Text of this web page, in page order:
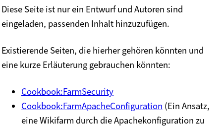
Diese Seite ist nur ein Entwurf und Autoren sind
eingeladen, passenden Inhalt hinzuzufügen.
Existierende Seiten, die hierher gehören könnten und
eine kurze Erläuterung gebrauchen könnten:
Cookbook:FarmSecurity
Cookbook:FarmApacheConfiguration (Ein Ansatz,
eine Wikifarm durch die Apachekonfiguration zu